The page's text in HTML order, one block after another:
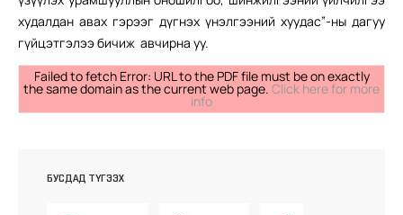
худалдан авах гэрээг дүгнэх үнэлгээний хуудас”-ны дагуу
гүйцэтгэлээ бичиж авчирна уу.
Failed to fetch Error: URL to the PDF file must be on exactly
the same domain as the current web page. Click here for more
info
БУСДАД ТҮГЭЭХ